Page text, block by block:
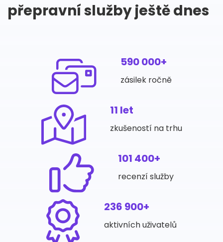
přepravní služby ještě dnes
590 000+
zásilek ročně
11 let
zkušeností na trhu
101 400+
recenzí služby
236 900+
aktivních uživatelů